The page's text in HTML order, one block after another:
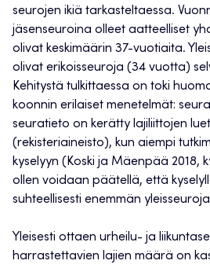
seurojen ikiä tarkasteltaessa.
jäsenseuroina olleet aatteelliset
olivat keskimäärin 37-vuotiaita.
olivat erikoisseuroja (34 vuotta)
Kehitystä tulkittaessa on toki
koonnin erilaiset menetelmät:
seuratieto on kerätty lajiliittojen
(rekisteriaineisto), kun aiempi
kyselyyn (Koski ja Mäenpää 2018,
ollen voidaan päätellä, että
suhteellisesti enemmän
Yleisesti ottaen urheilu- ja
harrastettavien lajien määrä on